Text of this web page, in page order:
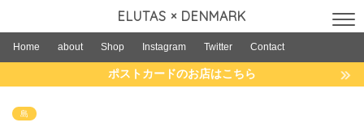
ELUTAS × DENMARK
Home about Shop Instagram Twitter Contact
ポストカードのお店はこちら
島